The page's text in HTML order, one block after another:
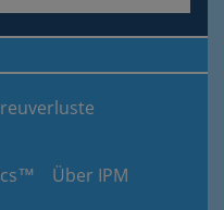
Über IPM